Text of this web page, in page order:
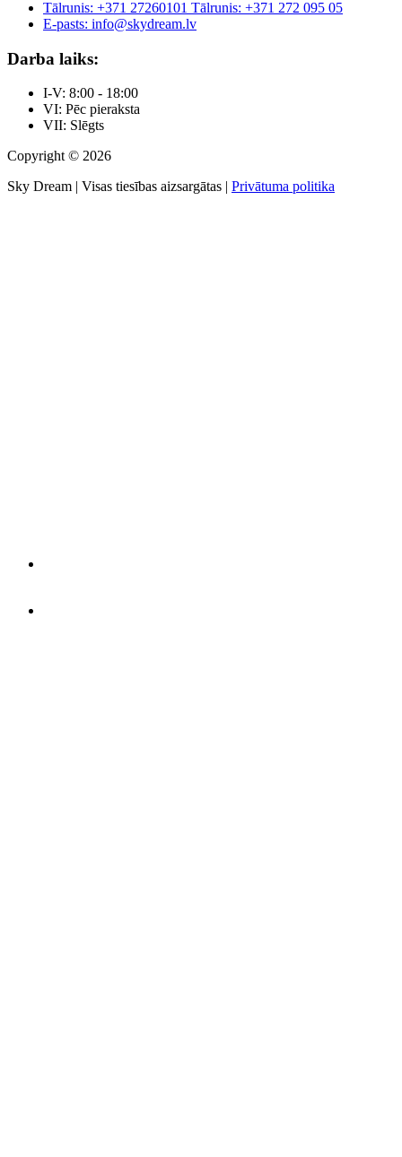
Tālrunis: +371 27260101 Tālrunis: +371 272 095 05
E-pasts: info@skydream.lv
Darba laiks:
I-V: 8:00 - 18:00
VI: Pēc pieraksta
VII: Slēgts
Copyright © 2026
Sky Dream | Visas tiesības aizsargātas | Privātuma politika